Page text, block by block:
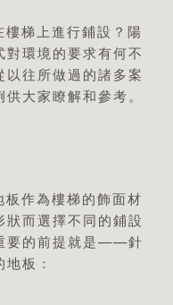
梯上進行鋪設？陽
環境的要求有何不
往所做過的諸多案
大家瞭解和參考。
作為樓梯的飾面材
而選擇不同的鋪設
要的前提就是——針
板：